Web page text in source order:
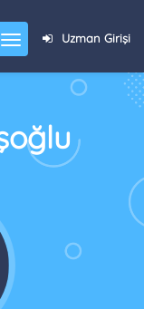
Uzman Girişi